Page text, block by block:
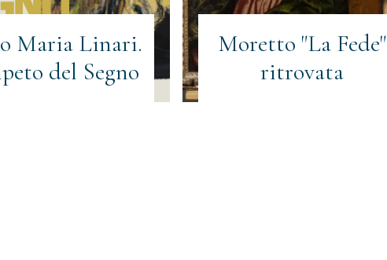
Maria Linari.
del Segno
Moretto "La Fede"
ritrovata
al trattamento dei dati personali (Obbligatorio)
all'invio di materiale informativo(Obbligatorio)